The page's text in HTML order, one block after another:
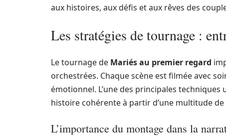
aux histoires, aux défis et aux rêves des
Les stratégies de tournage :
Le tournage de Mariés au premier regard
orchestrées. Chaque scène est filmée avec
émotionnel. L’une des principales
histoire cohérente à partir d’une multitude de
L’importance du montage dans la